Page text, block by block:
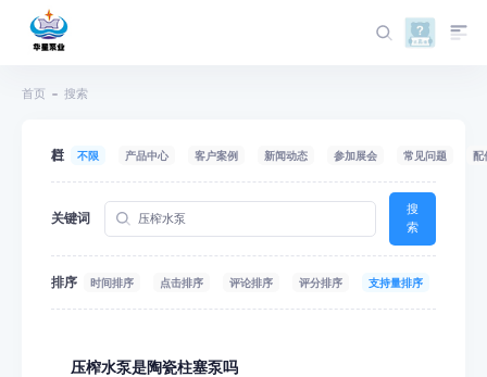
首页 搜索
栏目 不限 产品中心 客户案例 新闻动态 参加展会 常见问题 配
关键词
搜
索
排序 时间排序 点击排序 评论排序 评分排序 支持量排序
压榨水泵是陶瓷柱塞泵吗